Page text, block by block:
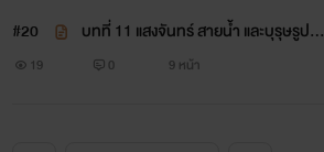
#20
บทที่ 11 แสงจันทร์ สายน้ำ และบุรุษรูปงา
ม (1)
19 0 9 หน้า